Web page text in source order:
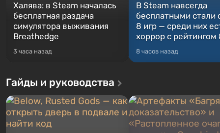
Халява: в Steam началась
бесплатная раздача
симулятора выживания
Breathedge
3 часа назад
В Steam навсегда
бесплатными стали
8 игр — среди них
хоррор с рейтингом
8 часов назад
Гайды и руководства